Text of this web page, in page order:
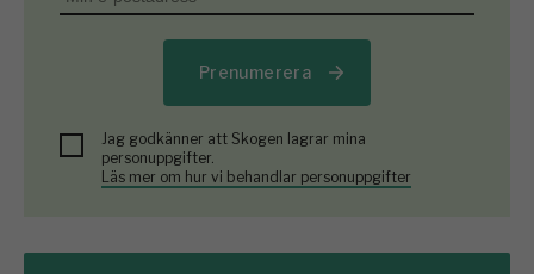
Prenumerera
Jag godkänner att Skogen lagrar mina
personuppgifter.
Läs mer om hur vi behandlar personuppgifter